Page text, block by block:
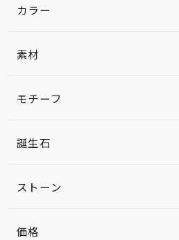
カラー
素材
モチーフ
誕生石
ストーン
価格